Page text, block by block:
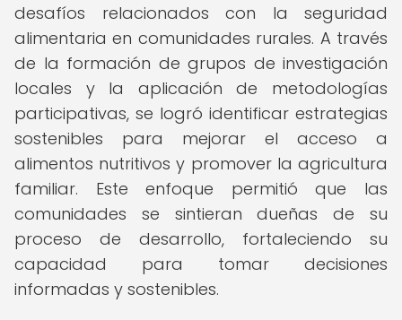
desafíos relacionados con la seguridad
alimentaria en comunidades rurales. A través
de la formación de grupos de investigación
locales y la aplicación de metodologías
participativas, se logró identificar estrategias
sostenibles para mejorar el acceso a
alimentos nutritivos y promover la agricultura
familiar. Este enfoque permitió que las
comunidades se sintieran dueñas de su
proceso de desarrollo, fortaleciendo su
capacidad para tomar decisiones
informadas y sostenibles.